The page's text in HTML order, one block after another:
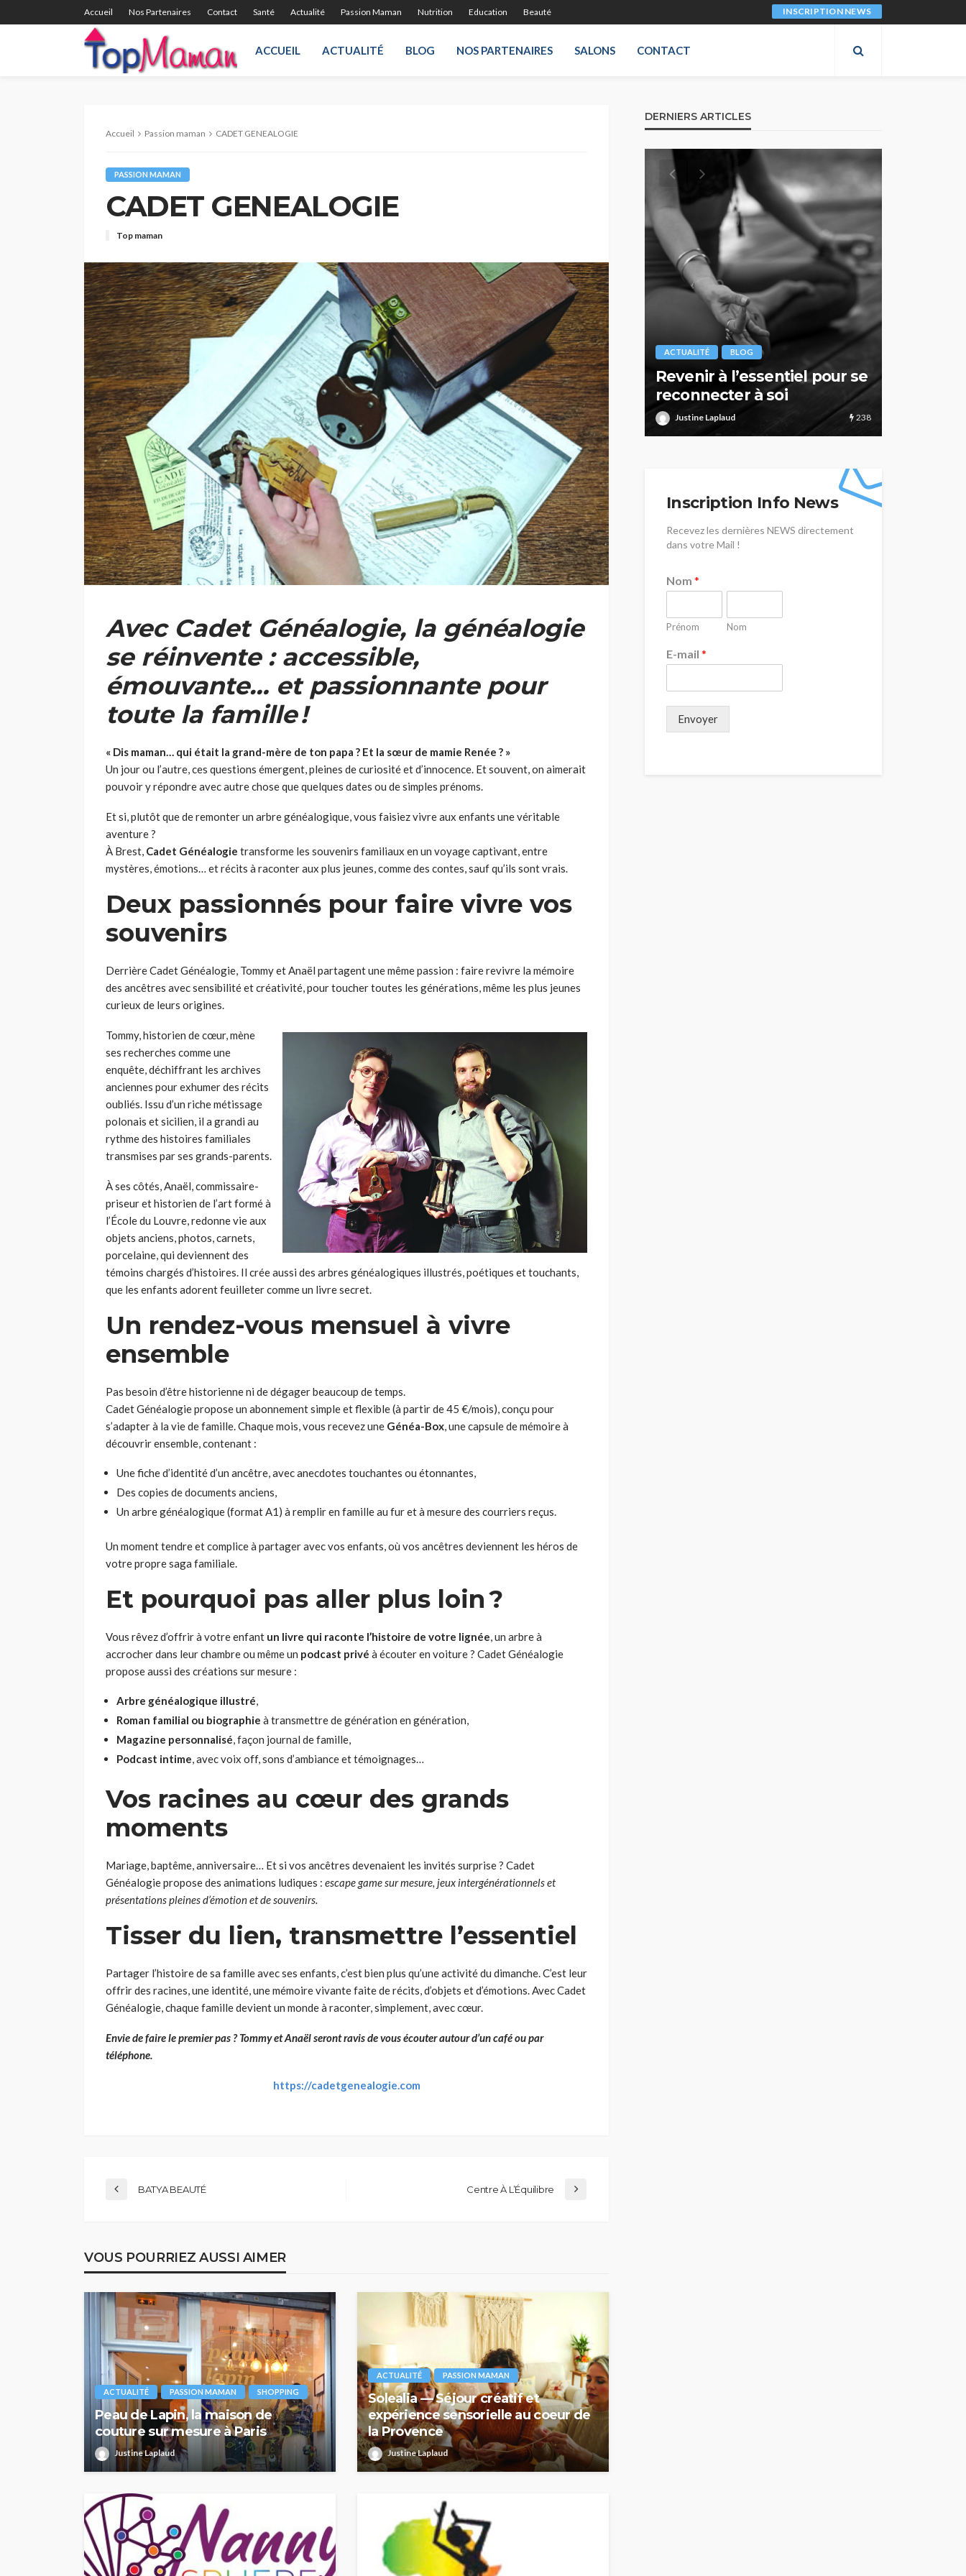
Accueil Nos Partenaires Contact Santé Actualité Passion Maman Nutrition Education Beauté INSCRIPTION NEWS
ACCUEIL ACTUALITÉ BLOG NOS PARTENAIRES SALONS CONTACT
Accueil Passion maman CADET GENEALOGIE
PASSION MAMAN
CADET GENEALOGIE
Top maman
Avec Cadet Généalogie, la généalogie
se réinvente : accessible,
émouvante… et passionnante pour
toute la famille !
« Dis maman… qui était la grand-mère de ton papa ? Et la sœur de mamie Renée ? »
Un jour ou l’autre, ces questions émergent, pleines de curiosité et d’innocence. Et souvent, on aimerait
pouvoir y répondre avec autre chose que quelques dates ou de simples prénoms.
Et si, plutôt que de remonter un arbre généalogique, vous faisiez vivre aux enfants une véritable
aventure ?
À Brest, Cadet Généalogie transforme les souvenirs familiaux en un voyage captivant, entre
mystères, émotions… et récits à raconter aux plus jeunes, comme des contes, sauf qu’ils sont vrais.
Deux passionnés pour faire vivre vos
souvenirs
Derrière Cadet Généalogie, Tommy et Anaël partagent une même passion : faire revivre la mémoire
des ancêtres avec sensibilité et créativité, pour toucher toutes les générations, même les plus jeunes
curieux de leurs origines.
Tommy, historien de cœur, mène
ses recherches comme une
enquête, déchiffrant les archives
anciennes pour exhumer des récits
oubliés. Issu d’un riche métissage
polonais et sicilien, il a grandi au
rythme des histoires familiales
transmises par ses grands-parents.
À ses côtés, Anaël, commissaire-
priseur et historien de l’art formé à
l’École du Louvre, redonne vie aux
objets anciens, photos, carnets,
porcelaine, qui deviennent des
témoins chargés d’histoires. Il crée aussi des arbres généalogiques illustrés, poétiques et touchants,
que les enfants adorent feuilleter comme un livre secret.
Un rendez-vous mensuel à vivre
ensemble
Pas besoin d’être historienne ni de dégager beaucoup de temps.
Cadet Généalogie propose un abonnement simple et flexible (à partir de 45 €/mois), conçu pour
s’adapter à la vie de famille. Chaque mois, vous recevez une Généa-Box, une capsule de mémoire à
découvrir ensemble, contenant :
Une fiche d’identité d’un ancêtre, avec anecdotes touchantes ou étonnantes,
Des copies de documents anciens,
Un arbre généalogique (format A1) à remplir en famille au fur et à mesure des courriers reçus.
Un moment tendre et complice à partager avec vos enfants, où vos ancêtres deviennent les héros de
votre propre saga familiale.
Et pourquoi pas aller plus loin ?
Vous rêvez d’offrir à votre enfant un livre qui raconte l’histoire de votre lignée, un arbre à
accrocher dans leur chambre ou même un podcast privé à écouter en voiture ? Cadet Généalogie
propose aussi des créations sur mesure :
Arbre généalogique illustré,
Roman familial ou biographie à transmettre de génération en génération,
Magazine personnalisé, façon journal de famille,
Podcast intime, avec voix off, sons d’ambiance et témoignages…
Vos racines au cœur des grands
moments
Mariage, baptême, anniversaire… Et si vos ancêtres devenaient les invités surprise ? Cadet
Généalogie propose des animations ludiques : escape game sur mesure, jeux intergénérationnels et
présentations pleines d’émotion et de souvenirs.
Tisser du lien, transmettre l’essentiel
Partager l’histoire de sa famille avec ses enfants, c’est bien plus qu’une activité du dimanche. C’est leur
offrir des racines, une identité, une mémoire vivante faite de récits, d’objets et d’émotions. Avec Cadet
Généalogie, chaque famille devient un monde à raconter, simplement, avec cœur.
Envie de faire le premier pas ? Tommy et Anaël seront ravis de vous écouter autour d’un café ou par
téléphone.
https://cadetgenealogie.com
BATYA BEAUTÉ Centre À L’Équilibre
VOUS POURRIEZ AUSSI AIMER
ACTUALITÉ PASSION MAMAN SHOPPING
Peau de Lapin, la maison de
couture sur mesure à Paris
Justine Laplaud
ACTUALITÉ PASSION MAMAN
Solealia — Séjour créatif et
expérience sensorielle au coeur de
la Provence
Justine Laplaud
DERNIERS ARTICLES
ACTUALITÉ SHOPPING
My Color match – La
colorimétrie pour révéler
votre lumière
Justine Laplaud 291
ACTUALITÉ BLOG
Revenir à l’essentiel pour se
reconnecter à soi
Justine Laplaud
ACTUALITÉ BLOG
Zoom sur… Les thérapies
psychocorporelles
Justine Laplaud 220
Inscription Info News
Recevez les dernières NEWS directement
dans votre Mail !
Nom *
Prénom Nom
E-mail *
Envoyer